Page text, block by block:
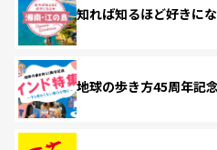
知れば知るほど好きに
地球の歩き方45周年記